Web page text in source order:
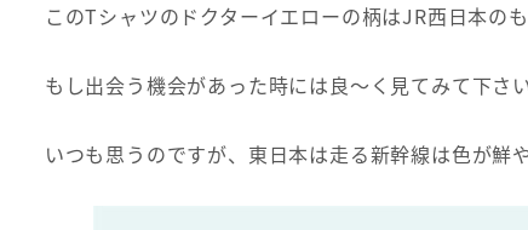
このTシャツのドクターイエローの柄はJR西日本の
もし出会う機会があった時には良～く見てみて下さい
いつも思うのですが、東日本は走る新幹線は色が鮮